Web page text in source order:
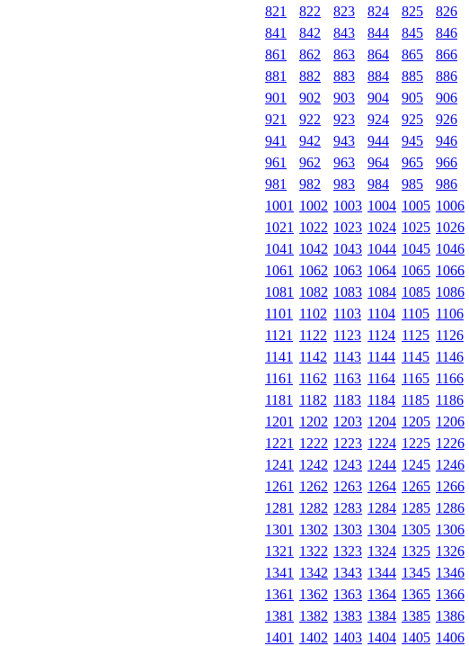
821
822 823 824 825 826
841
842 843 844 845 846
861
862 863 864 865 866
881
882 883 884 885 886
901
902 903 904 905 906
921
922 923 924 925 926
941
942 943 944 945 946
961
962 963 964 965 966
981
982 983 984 985 986
1001 1002 1003 1004 1005 1006
1021 1022 1023 1024 1025 1026
1041 1042 1043 1044 1045 1046
1061 1062 1063 1064 1065 1066
1081 1082 1083 1084 1085 1086
1101
1102 1103 1104 1105 1106
1121
1122 1123 1124 1125 1126
1141
1142 1143 1144 1145 1146
1161
1162 1163 1164 1165 1166
1181
1182 1183 1184 1185 1186
1201 1202 1203 1204 1205 1206
1221 1222 1223 1224 1225 1226
1241 1242 1243 1244 1245 1246
1261 1262 1263 1264 1265 1266
1281 1282 1283 1284 1285 1286
1301 1302 1303 1304 1305 1306
1321 1322 1323 1324 1325 1326
1341 1342 1343 1344 1345 1346
1361 1362 1363 1364 1365 1366
1381 1382 1383 1384 1385 1386
1401 1402 1403 1404 1405 1406